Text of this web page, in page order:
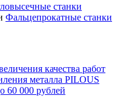
станки
Фальцепрокатные станки
качества работ
металла PILOUS
60 000 рублей